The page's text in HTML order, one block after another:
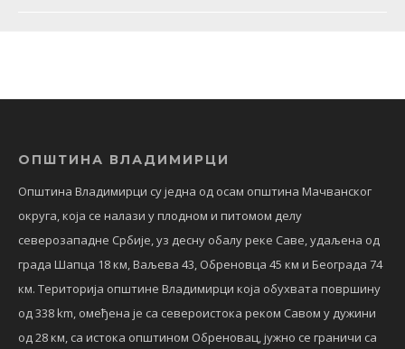
ОПШТИНА ВЛАДИМИРЦИ
Општина Владимирци су једна од осам општина Мачванског
округа, која се налази у плодном и питомом делу
северозападне Србије, уз десну обалу реке Саве, удаљена од
града Шапца 18 км, Ваљева 43, Обреновца 45 км и Београда 74
км. Територија општине Владимирци која обухвата површину
од 338 km, омеђена је са североистока реком Савом у дужини
од 28 км, са истока општином Обреновац, јужно се граничи са